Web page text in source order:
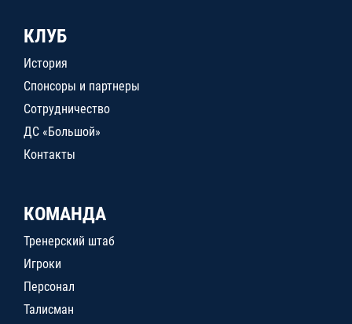
КЛУБ
История
Спонсоры и партнеры
Сотрудничество
ДС «Большой»
Контакты
КОМАНДА
Тренерский штаб
Игроки
Персонал
Талисман